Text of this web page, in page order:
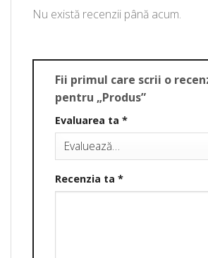
Nu există recenzii până acum.
Fii primul care scrii o
pentru „Produs”
Evaluarea ta *
Recenzia ta *